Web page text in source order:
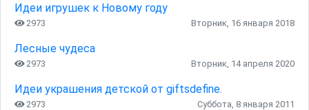
Идеи игрушек к Новому году
2973 Вторник, 16 января 2018
Лесные чудеса
2973 Вторник, 14 апреля 2020
Идеи украшения детской от giftsdefine.
2973 Суббота, 8 января 2011